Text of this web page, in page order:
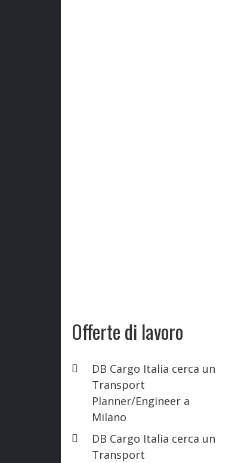
Offerte di lavoro
DB Cargo Italia cerca un
Transport
Planner/Engineer a
Milano
DB Cargo Italia cerca un
Transport